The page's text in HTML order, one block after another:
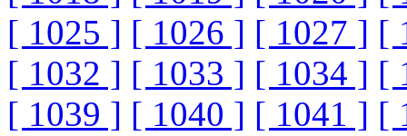
[ 1025 ] [ 1026 ] [ 1027 ] [
[ 1032 ] [ 1033 ] [ 1034 ] [
[ 1039 ] [ 1040 ] [ 1041 ] [